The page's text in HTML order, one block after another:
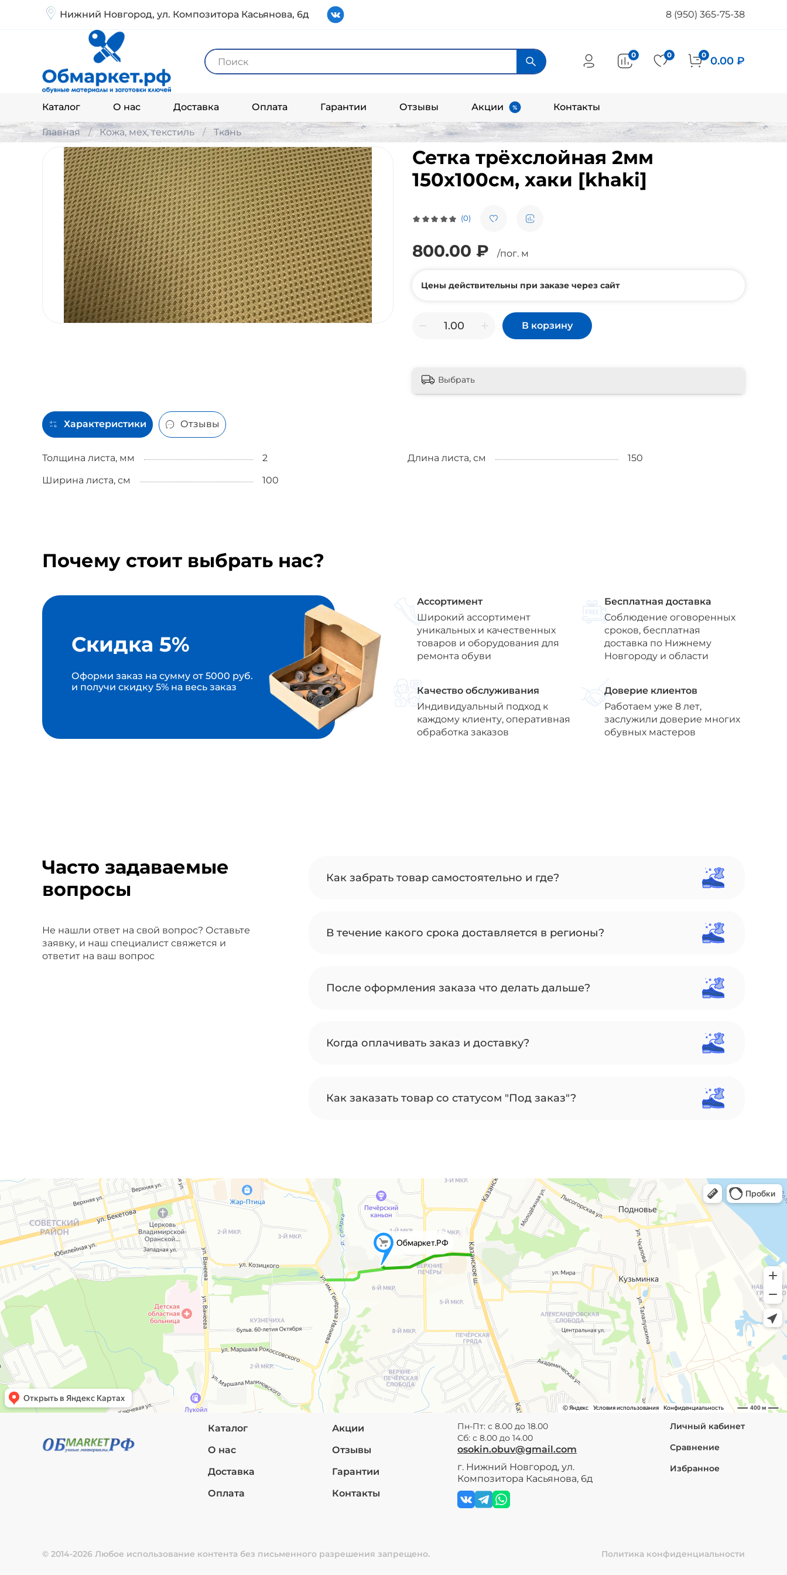
Нижний Новгород, ул. Композитора Касьянова, 6д 8 (950) 365-75-38
Каталог О нас Доставка Оплата Гарантии Отзывы Акции Контакты
0 0 0 0.00 ₽
Главная Кожа, мех, текстиль Ткань
(0)
Сетка трёхслойная 2мм
150х100см, хаки [khaki]
800.00 ₽ /пог. м
Цены действительны при заказе через сайт
В корзину
Выбрать
Характеристики Отзывы
Толщина листа, мм 2 Длина листа, см
150
Ширина листа, см
100
Почему стоит выбрать нас?
Скидка 5%
Оформи заказ на сумму от 5000 руб.
и получи скидку 5% на весь заказ
Ассортимент
Широкий ассортимент
уникальных и качественных
товаров и оборудования для
ремонта обуви
Бесплатная доставка
Соблюдение оговоренных
сроков, бесплатная
доставка по Нижнему
Новгороду и области
Качество обслуживания
Индивидуальный подход к
каждому клиенту, оперативная
обработка заказов
Доверие клиентов
Работаем уже 8 лет,
заслужили доверие многих
обувных мастеров
Часто задаваемые
вопросы
Не нашли ответ на свой вопрос? Оставьте
заявку, и наш специалист свяжется и
ответит на ваш вопрос
Как забрать товар самостоятельно и где?
В течение какого срока доставляется в регионы?
После оформления заказа что делать дальше?
Когда оплачивать заказ и доставку?
Как заказать товар со статусом "Под заказ"?
Каталог
О нас
Доставка
Оплата
Акции
Отзывы
Гарантии
Контакты
Пн-Пт: с 8.00 до 18.00
Сб: с 8.00 до 14.00
osokin.obuv@gmail.com
г. Нижний Новгород, ул.
Композитора Касьянова, 6д
Личный кабинет
Сравнение
Избранное
© 2014-2026 Любое использование контента без письменного разрешения запрещено. Политика конфиденциальности